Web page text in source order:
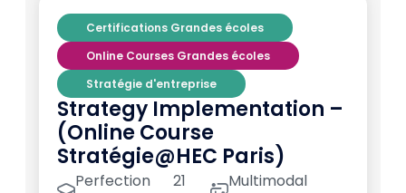
Certifications Grandes écoles
Online Courses Grandes écoles
Stratégie d'entreprise
Strategy Implementation –
(Online Course
Stratégie@HEC Paris)
Perfection
21
Multimodal